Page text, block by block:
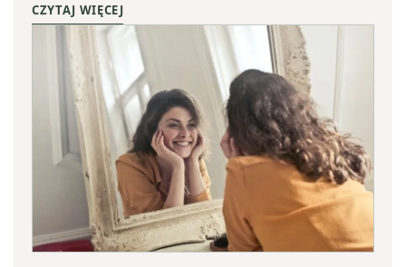
CZYTAJ WIĘCEJ